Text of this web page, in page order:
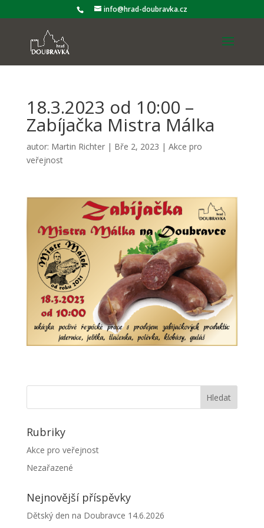
info@hrad-doubravka.cz
18.3.2023 od 10:00 –
Zabíjačka Mistra Málka
autor: Martin Richter| Bře 2, 2023 | Akce pro
veřejnost
Rubriky
Akce pro veřejnost
Nezařazené
Nejnovější příspěvky
Dětský den na Doubravce 14.6.2026